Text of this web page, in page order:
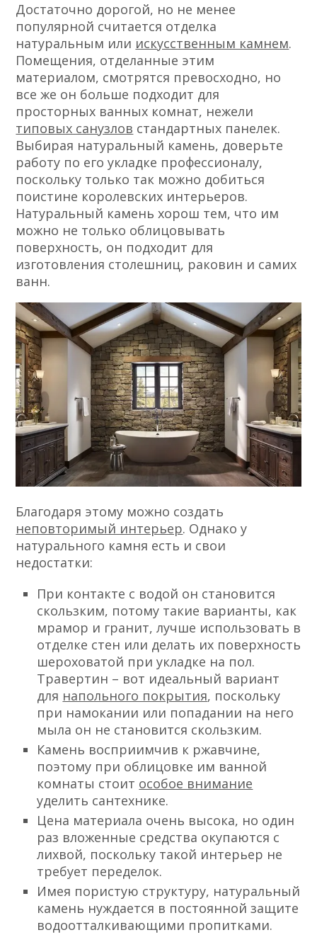
Достаточно дорогой, но не менее
популярной считается отделка
натуральным или искусственным камнем.
Помещения, отделанные этим
материалом, смотрятся превосходно, но
все же он больше подходит для
просторных ванных комнат, нежели
типовых санузлов стандартных панелек.
Выбирая натуральный камень, доверьте
работу по его укладке профессионалу,
поскольку только так можно добиться
поистине королевских интерьеров.
Натуральный камень хорош тем, что им
можно не только облицовывать
поверхность, он подходит для
изготовления столешниц, раковин и самих
ванн.
Благодаря этому можно создать
неповторимый интерьер. Однако у
натурального камня есть и свои
недостатки:
При контакте с водой он становится
скользким, потому такие варианты, как
мрамор и гранит, лучше использовать в
отделке стен или делать их поверхность
шероховатой при укладке на пол.
Травертин – вот идеальный вариант
для напольного покрытия, поскольку
при намокании или попадании на него
мыла он не становится скользким.
Камень восприимчив к ржавчине,
поэтому при облицовке им ванной
комнаты стоит особое внимание
уделить сантехнике.
Цена материала очень высока, но один
раз вложенные средства окупаются с
лихвой, поскольку такой интерьер не
требует переделок.
Имея пористую структуру, натуральный
камень нуждается в постоянной защите
водоотталкивающими пропитками.